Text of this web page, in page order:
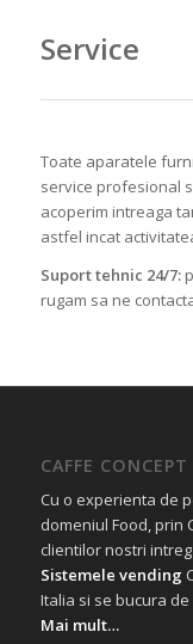
Service
Toate aparatele
service profesional
acoperim intreaga
astfel incat
Suport tehnic 24/7:
rugam sa ne
CAFFE CONCEPT
Cu o experienta de
domeniul Food, prin
clientilor nostri
Sistemele vending
Italia si se bucura
Mai mult…